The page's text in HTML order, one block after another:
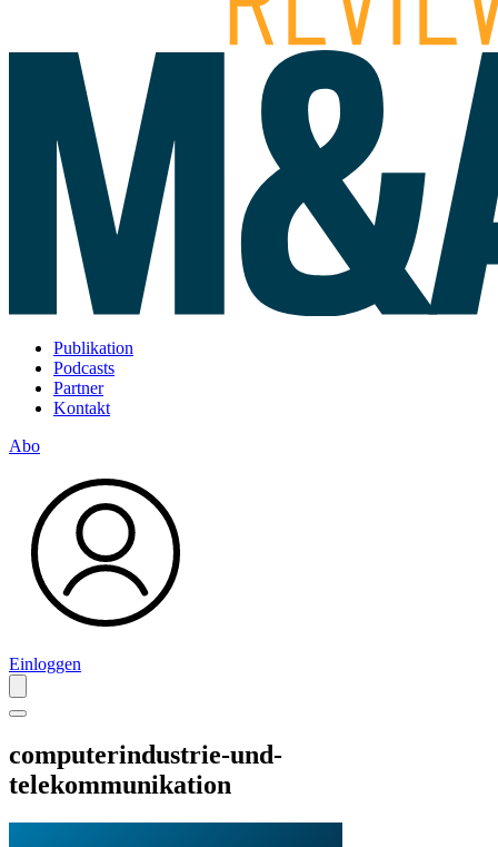
Publikation
Podcasts
Partner
Kontakt
Abo
Einloggen
computerindustrie-und-
telekommunikation